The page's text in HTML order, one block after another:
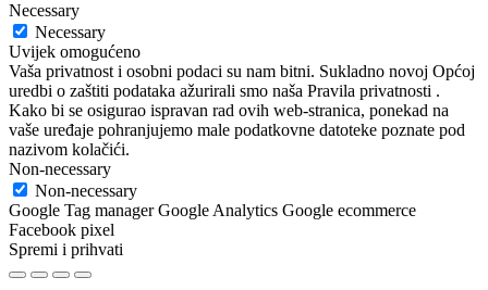
Necessary
Necessary
Uvijek omogućeno
Vaša privatnost i osobni podaci su nam bitni. Sukladno novoj Općoj
uredbi o zaštiti podataka ažurirali smo naša Pravila privatnosti .
Kako bi se osigurao ispravan rad ovih web-stranica, ponekad na
vaše uređaje pohranjujemo male podatkovne datoteke poznate pod
nazivom kolačići.
Non-necessary
Non-necessary
Google Tag manager Google Analytics Google ecommerce
Facebook pixel
Spremi i prihvati